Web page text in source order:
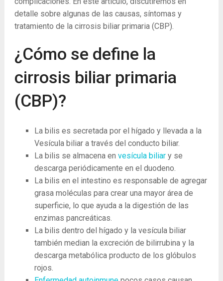
detalle sobre algunas de las causas, síntomas y
tratamiento de la cirrosis biliar primaria (CBP).
¿Cómo se define la
cirrosis biliar primaria
(CBP)?
La bilis es secretada por el hígado y llevada a la
Vesícula biliar a través del conducto biliar.
La bilis se almacena en vesícula biliar y se
descarga periódicamente en el duodeno.
La bilis en el intestino es responsable de agregar
grasa moléculas para crear una mayor área de
superficie, lo que ayuda a la digestión de las
enzimas pancreáticas.
La bilis dentro del hígado y la vesícula biliar
también median la excreción de bilirrubina y la
descarga metabólica producto de los glóbulos
rojos.